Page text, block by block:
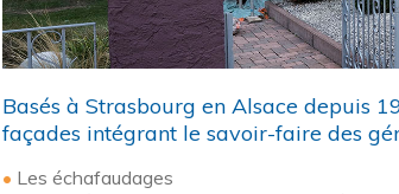
Basés à Strasbourg en Alsace depuis
façades intégrant le savoir-faire des
• Les échafaudages